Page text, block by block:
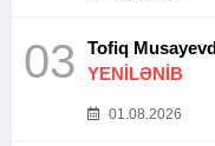
03
YENİLƏNİB
01.08.2026